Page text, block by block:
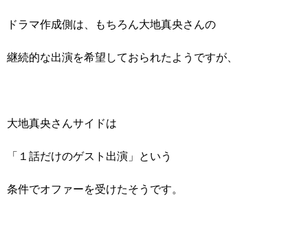
ドラマ作成側は、もちろん大地真央さんの
継続的な出演を希望しておられたようですが、
大地真央さんサイドは
「１話だけのゲスト出演」という
条件でオファーを受けたそうです。